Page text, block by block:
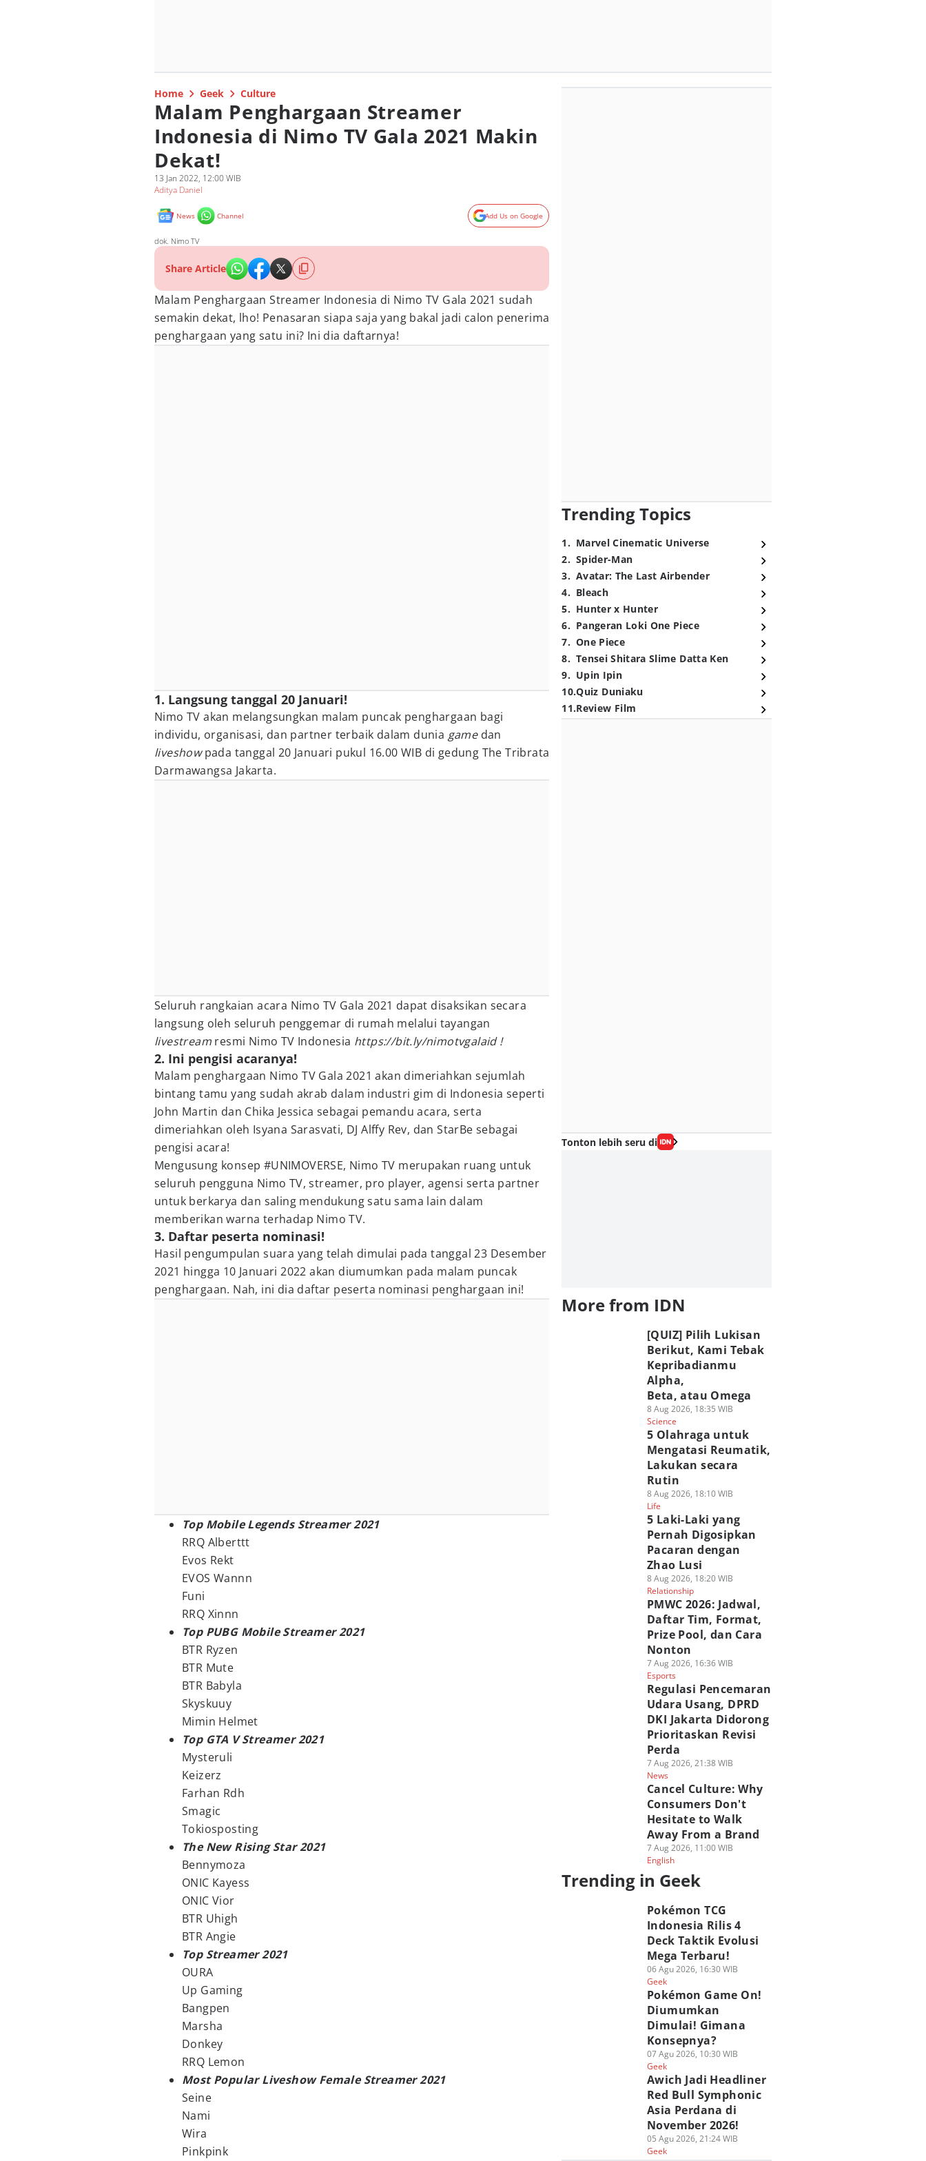
Home Geek Culture
Malam Penghargaan Streamer
Indonesia di Nimo TV Gala 2021 Makin
Dekat!
13 Jan 2022, 12:00 WIB
Aditya Daniel
News Channel Add Us on Google
dok. Nimo TV
Share Article
Malam Penghargaan Streamer Indonesia di Nimo TV Gala 2021 sudah
semakin dekat, lho! Penasaran siapa saja yang bakal jadi calon penerima
penghargaan yang satu ini? Ini dia daftarnya!
1. Langsung tanggal 20 Januari!
Nimo TV akan melangsungkan malam puncak penghargaan bagi
individu, organisasi, dan partner terbaik dalam dunia game dan
liveshowpada tanggal 20 Januari pukul 16.00 WIB di gedung The Tribrata
Darmawangsa Jakarta.
Seluruh rangkaian acara Nimo TV Gala 2021 dapat disaksikan secara
langsung oleh seluruh penggemar di rumah melalui tayangan
livestream resmi Nimo TV Indonesia https://bit.ly/nimotvgalaid !
2. Ini pengisi acaranya!
Malam penghargaan Nimo TV Gala 2021 akan dimeriahkan sejumlah
bintang tamu yang sudah akrab dalam industri gim di Indonesia seperti
John Martin dan Chika Jessica sebagai pemandu acara, serta
dimeriahkan oleh Isyana Sarasvati, DJ Alffy Rev, dan StarBe sebagai
pengisi acara!
Mengusung konsep #UNIMOVERSE, Nimo TV merupakan ruang untuk
seluruh pengguna Nimo TV, streamer, pro player, agensi serta partner
untuk berkarya dan saling mendukung satu sama lain dalam
memberikan warna terhadap Nimo TV.
3. Daftar peserta nominasi!
Hasil pengumpulan suara yang telah dimulai pada tanggal 23 Desember
2021 hingga 10 Januari 2022 akan diumumkan pada malam puncak
penghargaan. Nah, ini dia daftar peserta nominasi penghargaan ini!
Top Mobile Legends Streamer 2021
RRQ Alberttt
Evos Rekt
EVOS Wannn
Funi
RRQ Xinnn
Top PUBG Mobile Streamer 2021
BTR Ryzen
BTR Mute
BTR Babyla
Skyskuuy
Mimin Helmet
Top GTA V Streamer 2021
Mysteruli
Keizerz
Farhan Rdh
Smagic
Tokiosposting
The New Rising Star 2021
Bennymoza
ONIC Kayess
ONIC Vior
BTR Uhigh
BTR Angie
Top Streamer 2021
OURA
Up Gaming
Bangpen
Marsha
Donkey
RRQ Lemon
Most Popular Liveshow Female Streamer 2021
Seine
Nami
Wira
Pinkpink
Trending Topics
1. Marvel Cinematic Universe
2. Spider-Man
3. Avatar: The Last Airbender
4. Bleach
5. Hunter x Hunter
6. Pangeran Loki One Piece
7. One Piece
8. Tensei Shitara Slime Datta Ken
9. Upin Ipin
10.Quiz Duniaku
11.Review Film
Tonton lebih seru di
More from IDN
[QUIZ] Pilih Lukisan
Berikut, Kami Tebak
Kepribadianmu
Alpha,
Beta, atau Omega
8 Aug 2026, 18:35 WIB
Science
5 Olahraga untuk
Mengatasi Reumatik,
Lakukan secara
Rutin
8 Aug 2026, 18:10 WIB
Life
5 Laki-Laki yang
Pernah Digosipkan
Pacaran dengan
Zhao Lusi
8 Aug 2026, 18:20 WIB
Relationship
PMWC 2026: Jadwal,
Daftar Tim, Format,
Prize Pool, dan Cara
Nonton
7 Aug 2026, 16:36 WIB
Esports
Regulasi Pencemaran
Udara Usang, DPRD
DKI Jakarta Didorong
Prioritaskan Revisi
Perda
7 Aug 2026, 21:38 WIB
News
Cancel Culture: Why
Consumers Don't
Hesitate to Walk
Away From a Brand
7 Aug 2026, 11:00 WIB
English
Trending in Geek
Pokémon TCG
Indonesia Rilis 4
Deck Taktik Evolusi
Mega Terbaru!
06 Agu 2026, 16:30 WIB
Geek
Pokémon Game On!
Diumumkan
Dimulai! Gimana
Konsepnya?
07 Agu 2026, 10:30 WIB
Geek
Awich Jadi Headliner
Red Bull Symphonic
Asia Perdana di
November 2026!
05 Agu 2026, 21:24 WIB
Geek